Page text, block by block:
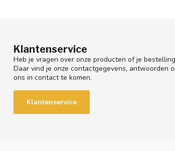
Klantenservice
Heb je vragen over onze producten of je
Daar vind je onze contactgegevens, antwoorden
ons in contact te komen.
Klantenservice